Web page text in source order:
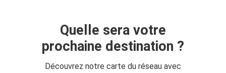
Quelle sera votre
prochaine destination ?
Découvrez notre carte du réseau avec